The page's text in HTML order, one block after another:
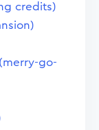
credits)
go-